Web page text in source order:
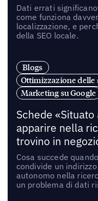
Dati errati
come funziona
localizzazione, e
della SEO locale.
Blogs
Ottimizzazione delle
Marketing su Google
Schede
apparire nella
trovino in
Cosa succede
condivide un
autonomo nella
un problema di dati